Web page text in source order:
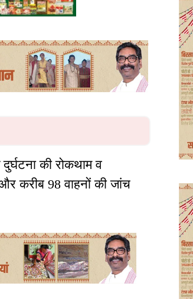
की रोकथाम व
करीब 98 वाहनों की जांच